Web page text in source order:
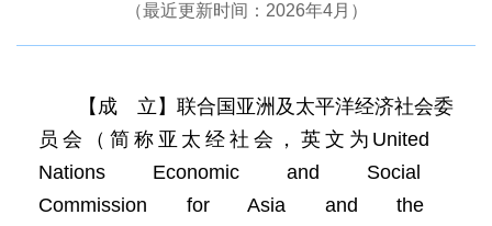
（最近更新时间：2026年4月）
【成 立】联合国亚洲及太平洋经济社会委
员会（简称亚太经社会，英文为United
Nations Economic and Social
Commission for Asia and the